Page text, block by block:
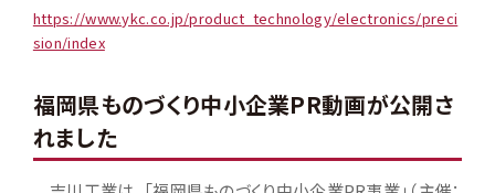
https://www.ykc.co.jp/product_technology/electronics/preci
sion/index
福岡県ものづくり中小企業PR動画が公開さ
れました